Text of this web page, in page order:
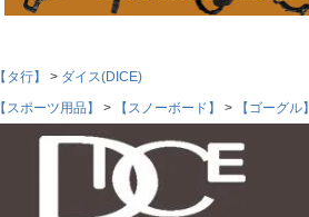
【タ行】
ダイス(DICE)
【スポーツ用品】 【スノーボード】 【ゴーグル】